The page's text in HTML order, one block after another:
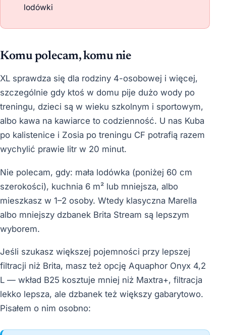
lodówki
Komu polecam, komu nie
XL sprawdza się dla rodziny 4-osobowej i więcej,
szczególnie gdy ktoś w domu pije dużo wody po
treningu, dzieci są w wieku szkolnym i sportowym,
albo kawa na kawiarce to codzienność. U nas Kuba
po kalistenice i Zosia po treningu CF potrafią razem
wychylić prawie litr w 20 minut.
Nie polecam, gdy: mała lodówka (poniżej 60 cm
szerokości), kuchnia 6 m² lub mniejsza, albo
mieszkasz w 1–2 osoby. Wtedy klasyczna Marella
albo mniejszy dzbanek Brita Stream są lepszym
wyborem.
Jeśli szukasz większej pojemności przy lepszej
filtracji niż Brita, masz też opcję Aquaphor Onyx 4,2
L — wkład B25 kosztuje mniej niż Maxtra+, filtracja
lekko lepsza, ale dzbanek też większy gabarytowo.
Pisałem o nim osobno: